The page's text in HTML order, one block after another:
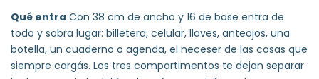
Qué entra Con 38 cm de ancho y 16 de base entra de
todo y sobra lugar: billetera, celular, llaves, anteojos, una
botella, un cuaderno o agenda, el neceser de las cosas que
siempre cargás. Los tres compartimentos te dejan separar